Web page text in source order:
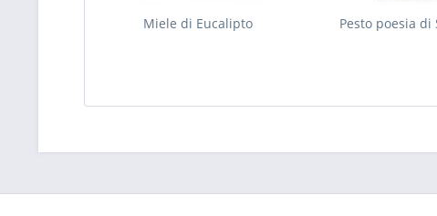
Miele di Eucalipto Pesto poesia di